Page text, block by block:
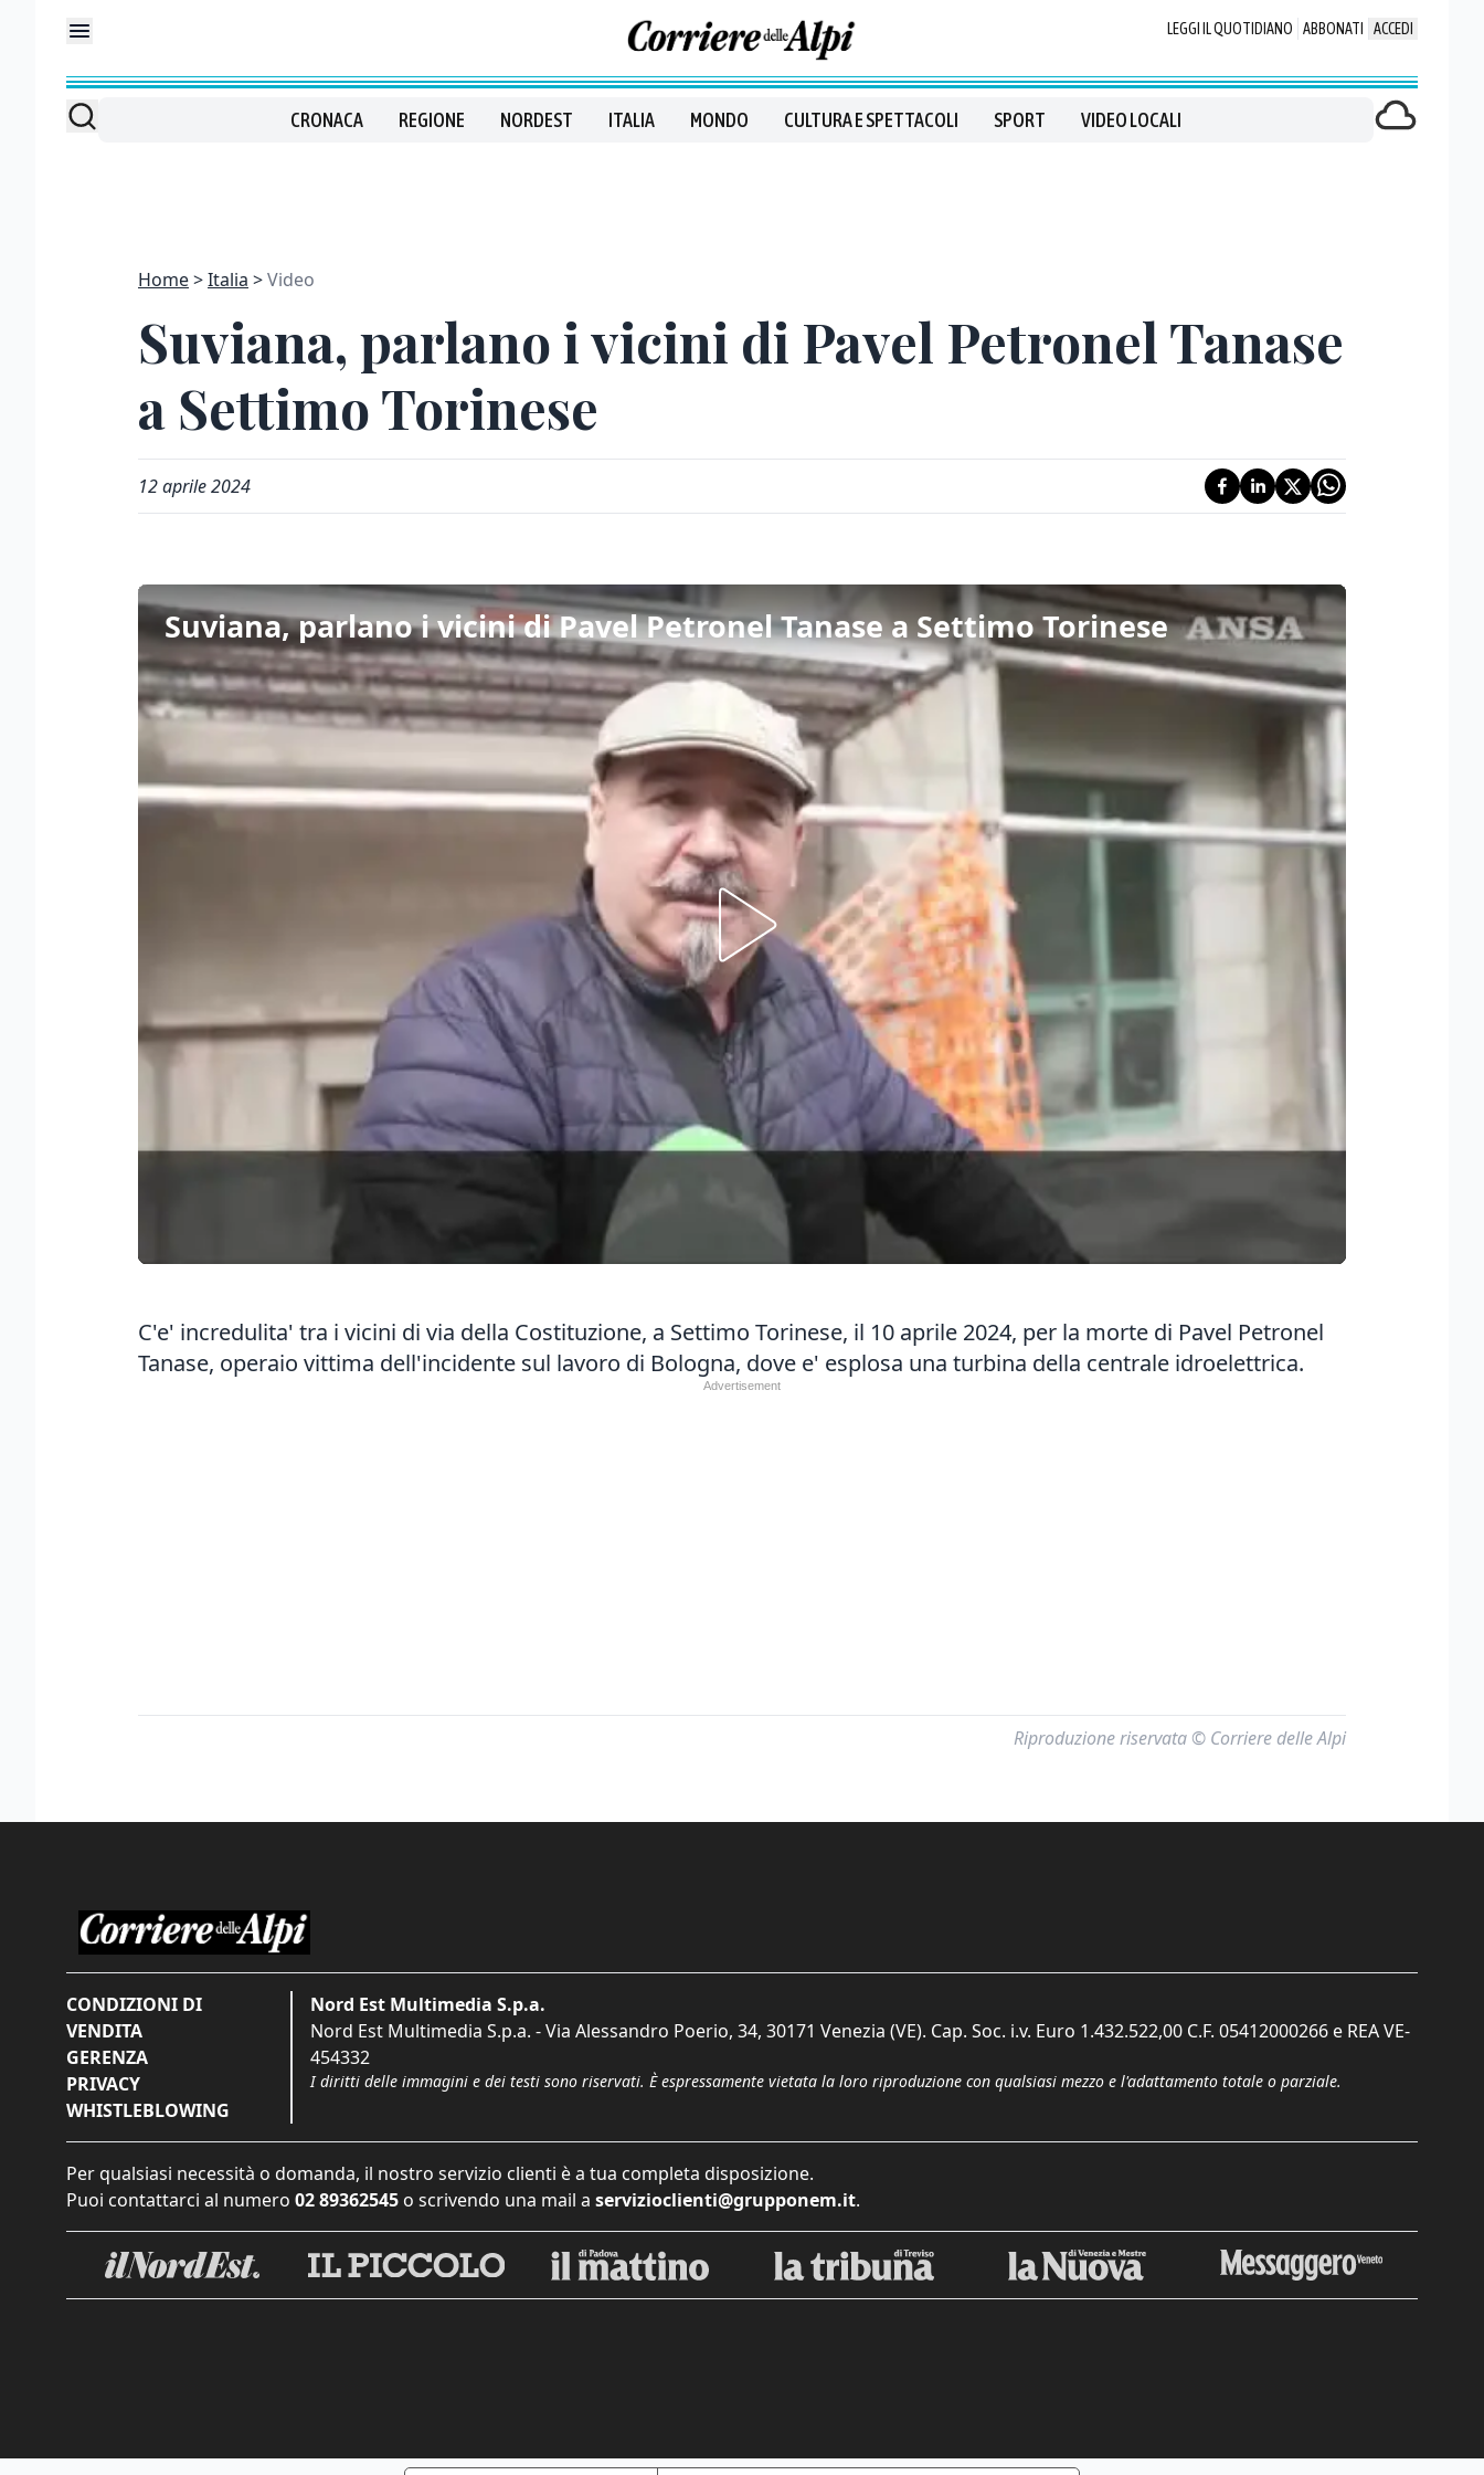
LEGGI IL QUOTIDIANO ABBONATI ACCEDI
CRONACA REGIONE NORDEST ITALIA MONDO CULTURA E SPETTACOLI SPORT VIDEO LOCALI
Home Italia Video
Suviana, parlano i vicini di Pavel Petronel Tanase
a Settimo Torinese
12 aprile 2024
Suviana, parlano i vicini di Pavel Petronel Tanase a Settimo Torinese
C'e' incredulita' tra i vicini di via della Costituzione, a Settimo Torinese, il 10 aprile 2024, per la morte di Pavel Petronel
Tanase, operaio vittima dell'incidente sul lavoro di Bologna, dove e' esplosa una turbina della centrale idroelettrica.
Riproduzione riservata © Corriere delle Alpi
CONDIZIONI DI
VENDITA
GERENZA
PRIVACY
WHISTLEBLOWING
Nord Est Multimedia S.p.a.
Nord Est Multimedia S.p.a. - Via Alessandro Poerio, 34, 30171 Venezia (VE). Cap. Soc. i.v. Euro 1.432.522,00 C.F. 05412000266 e REA VE-
454332
I diritti delle immagini e dei testi sono riservati. È espressamente vietata la loro riproduzione con qualsiasi mezzo e l'adattamento totale o parziale.
Per qualsiasi necessità o domanda, il nostro servizio clienti è a tua completa disposizione.
Puoi contattarci al numero 02 89362545 o scrivendo una mail a servizioclienti@grupponem.it.
Chiudi